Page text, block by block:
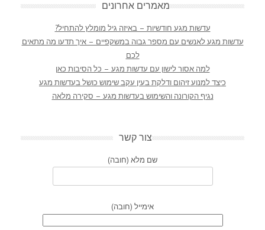
מאמרים אחרונים
עדשות מגע חודשיות – באיזה גיל מומלץ להתחיל?
עדשות מגע לאנשים עם מספר גבוה במשקפיים – איך תדעו מה מתאים
לכם
למה אסור לישון עם עדשות מגע – כל הסיבות כאן
כיצד למנוע זיהום ודלקת בעין עקב שימוש כושל בעדשות מגע
נגיף הקורונה והשימוש בעדשות מגע – סקירה מלאה
צור קשר
שם מלא (חובה)
אימייל (חובה)